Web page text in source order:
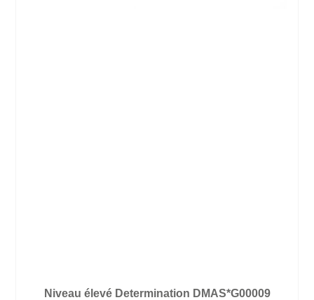
Niveau élevé Determination DMAS*G00009